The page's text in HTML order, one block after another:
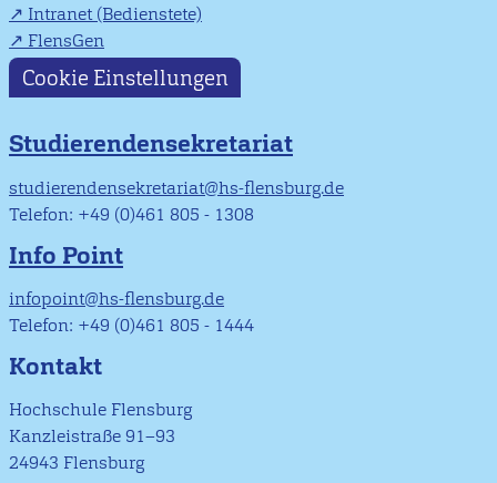
Intranet (Bedienstete)
FlensGen
Cookie Einstellungen
Studierendensekretariat
studierendensekretariat@hs-flensburg.de
Telefon: +49 (0)461 805 - 1308
Info Point
infopoint@hs-flensburg.de
Telefon: +49 (0)461 805 - 1444
Kontakt
Hochschule Flensburg
Kanzleistraße 91–93
24943 Flensburg